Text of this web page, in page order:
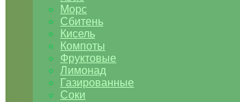
Морс
Сбитень
Кисель
Компоты
Фруктовые
Лимонад
Газированные
Соки